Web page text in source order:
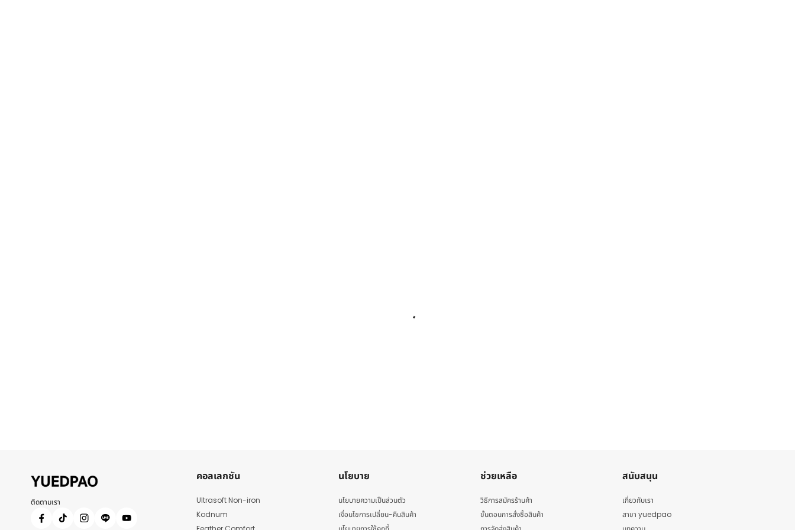
ติดตามเรา
คอลเลกชัน
Ultrasoft Non-iron
Kodnum
นโยบาย
นโยบายความเป็นส่วนตัว
เงื่อนไขการเปลี่ยน-คืนสินค้า
ช่วยเหลือ
วิธีการสมัครร้านค้า
ขั้นตอนการสั่งซื้อสินค้า
สนับสนุน
เกี่ยวกับเรา
สาขา yuedpao